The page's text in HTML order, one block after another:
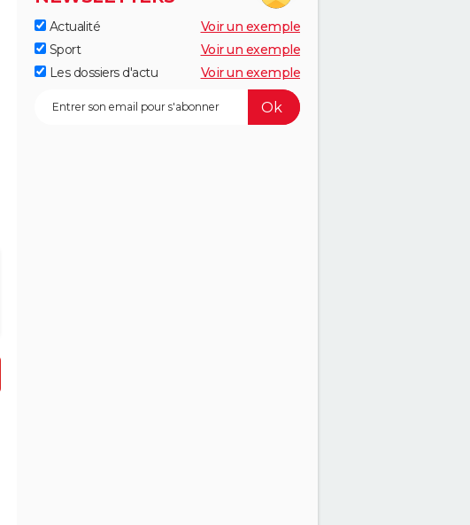
Actualité
Voir un exemple
Sport
Voir un exemple
Les dossiers d'actu
Voir un exemple